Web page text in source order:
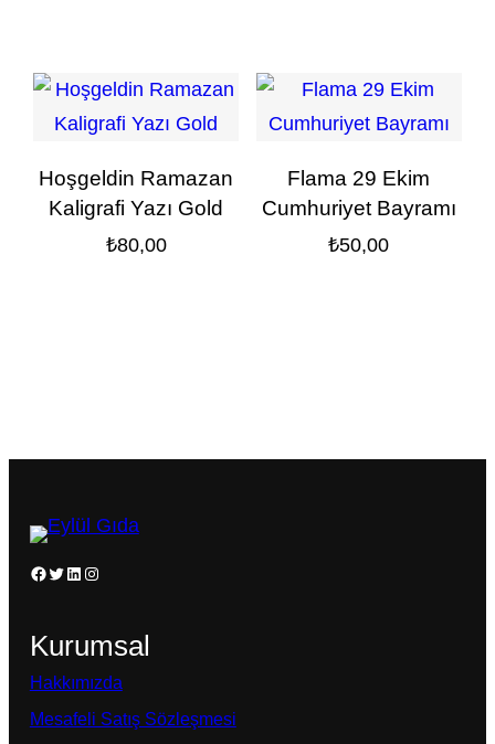
Hoşgeldin Ramazan
Kaligrafi Yazı Gold
₺80,00
Flama 29 Ekim
Cumhuriyet Bayramı
₺50,00
Facebook Twitter LinkedIn Instagram
Kurumsal
Hakkımızda
Mesafeli Satış Sözleşmesi